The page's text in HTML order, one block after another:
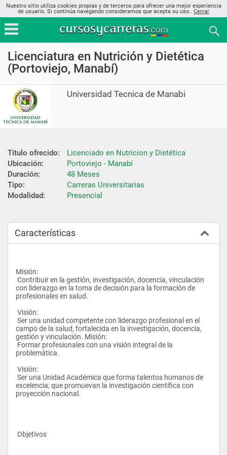
Nuestro sitio utiliza cookies propias y de terceros para ofrecer una mejor experiencia
de usuario. Si continúa navegando consideramos que acepta su uso.. Cerrar
Licenciatura en Nutrición y Dietética
(Portoviejo, Manabí)
Universidad Tecnica de Manabi
Título ofrecido:
Licenciado en Nutricion y Dietética
Ubicación:
Portoviejo - Manabí
Duración:
48 Meses
Tipo:
Carreras Universitarias
Modalidad:
Presencial
Características
Misión:
con liderazgo en la toma de decisión para la formación de
profesionales en salud.
Visión:
campo de la salud, fortalecida en la investigación, docencia,
gestión y vinculación. Misión:
problemática.
Visión:
excelencia; que promuevan la investigación científica con
proyección nacional.
Objetivos